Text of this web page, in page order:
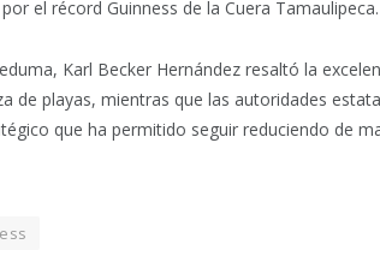
el récord Guinness de la Cuera Tamaulipeca.
Karl Becker Hernández resaltó la
de playas, mientras que las autoridades
que ha permitido seguir reduciendo de